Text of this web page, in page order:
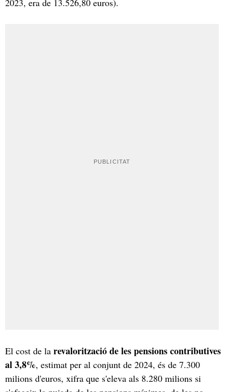
El cost de la revalorització de les pensions contributives
al 3,8%, estimat per al conjunt de 2024, és de 7.300
milions d'euros, xifra que s'eleva als 8.280 milions si